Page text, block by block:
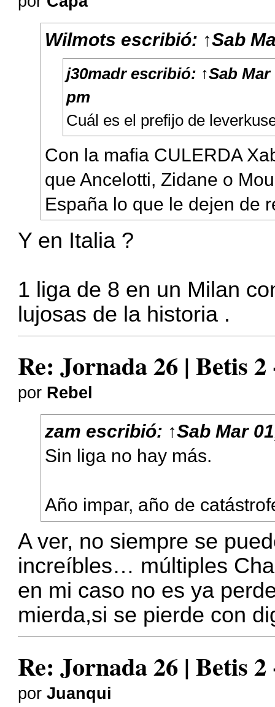
Wilmots escribió: ↑Sab
j30madrescribió: ↑Sab Mar
pm
Cuál es el prefijo de
Con la mafia CULERDA
que Ancelotti, Zidane o
España lo que le dejen de
Y en Italia ?
1 liga de 8 en un Milan
lujosas de la historia .
Re: Jornada 26 | Betis
por Rebel
zam escribió: ↑Sab Mar
Sin liga no hay más.
Año impar, año de
A ver, no siempre se
increíbles… múltiples
en mi caso no es ya
mierda,si se pierde con
Re: Jornada 26 | Betis
porJuanqui